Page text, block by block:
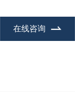
在线咨询